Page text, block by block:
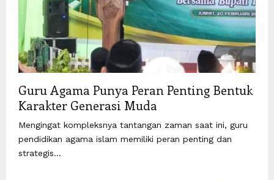
Guru Agama Punya Peran Penting Bentuk
Karakter Generasi Muda
Mengingat kompleksnya tantangan zaman saat ini, guru
pendidikan agama islam memiliki peran penting dan
strategis...